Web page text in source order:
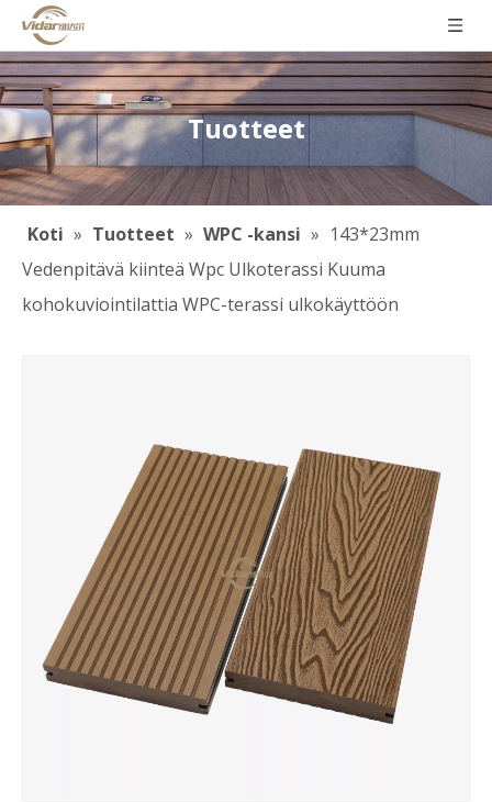
Tuotteet
Koti » Tuotteet » WPC -kansi » 143*23mm
Vedenpitävä kiinteä Wpc Ulkoterassi Kuuma
kohokuviointilattia WPC-terassi ulkokäyttöön